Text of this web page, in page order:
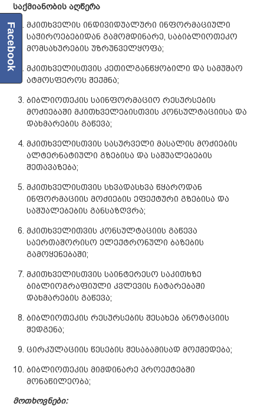
საქმიანობის აღწერა
მკითხველის ინდივიდუალური ინფორმაციული
საჭიროებებიდან გამომდინარე, საბიბლიოთეკო
მომსახურების უზრუნველყოფა;
მკითხველისთვის კეთილგანწყობილი და სამუშაო
ატმოსფეროს შექმნა;
ბიბლიოთეკის საინფორმაციო რესურსების
მოძიებაში მკითხველებისთვის კონსულტაციისა და
დახმარების გაწევა;
მკითხველისთვის სასურველი მასალის მოძიების
ალტერნატიული გზებისა და საშუალებების
შეთავაზება;
მკითხველისთვის სხვადასხვა წყაროდან
ინფორმაციის მოძიების ეფექტური გზებისა და
საშუალებების განსაზღვრა;
მკითხველითვის კონსულტაციის გაწევა
საერთაშორისო ელექტრონული ბაზების
გამოყენებაში;
მკითხველისთვის საინტერესო საკითხზე
ბიბლიოგრაფიული კვლევის ჩატარებაში
დახმარების გაწევა;
ბიბლიოთეკის რესურსების შესახებ ანოტაციის
შედგენა;
ცირკულაციის წესების შესაბამისად მოქმედება;
ბიბლიოთეკის მიმდინარე პროექტებში
მონაწილეობა;
მოთხოვნები:
Facebook